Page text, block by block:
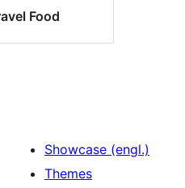
Food
Showcase (engl.)
Themes